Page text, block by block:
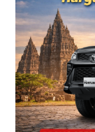
2026!
Harga
Innova
Reborn
Diesel
Yogyakarta
–